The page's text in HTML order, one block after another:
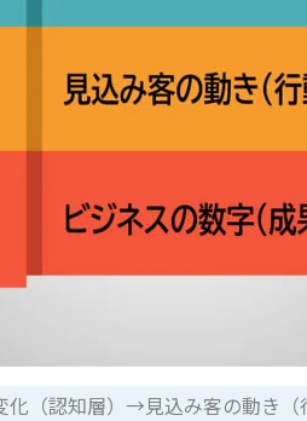
化（認知層）→見込み客の動き